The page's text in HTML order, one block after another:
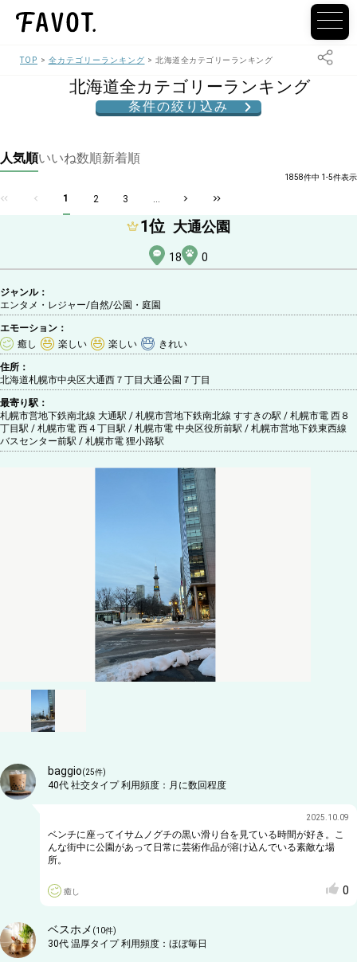
TOP 全カテゴリーランキング 北海道全カテゴリーランキング
北海道全カテゴリーランキング
条件の絞り込み
人気順いいね数順新着順
1858件中 1-5件表示
1 2 3 ...
1位 大通公園
18 0
ジャンル：
エンタメ・レジャー/自然/公園・庭園
エモーション：
癒し
楽しい 楽しい きれい
住所：
北海道札幌市中央区大通西７丁目大通公園７丁目
最寄り駅：
札幌市営地下鉄南北線 大通駅 / 札幌市営地下鉄南北線 すすきの駅 / 札幌市電 西８
丁目駅 / 札幌市電 西４丁目駅 / 札幌市電 中央区役所前駅 / 札幌市営地下鉄東西線
バスセンター前駅 / 札幌市電 狸小路駅
baggio(25件)
40代 社交タイプ利用頻度： 月に数回程度
2025.10.09
ベンチに座ってイサムノグチの黒い滑り台を見ている時間が好き。こ
んな街中に公園があって日常に芸術作品が溶け込んでいる素敵な場
所。
癒し 0
ベスホメ (10件)
30代 温厚タイプ利用頻度： ほぼ毎日